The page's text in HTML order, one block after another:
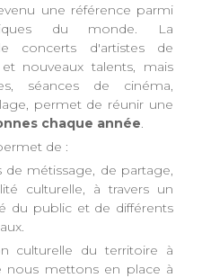
une référence parmi
du monde. La
concerts d'artistes de
nouveaux talents, mais
séances de cinéma,
permet de réunir une
chaque année.
de :
de métissage, de partage,
culturelle, à travers un
du public et de différents
culturelle du territoire à
nous mettons en place à